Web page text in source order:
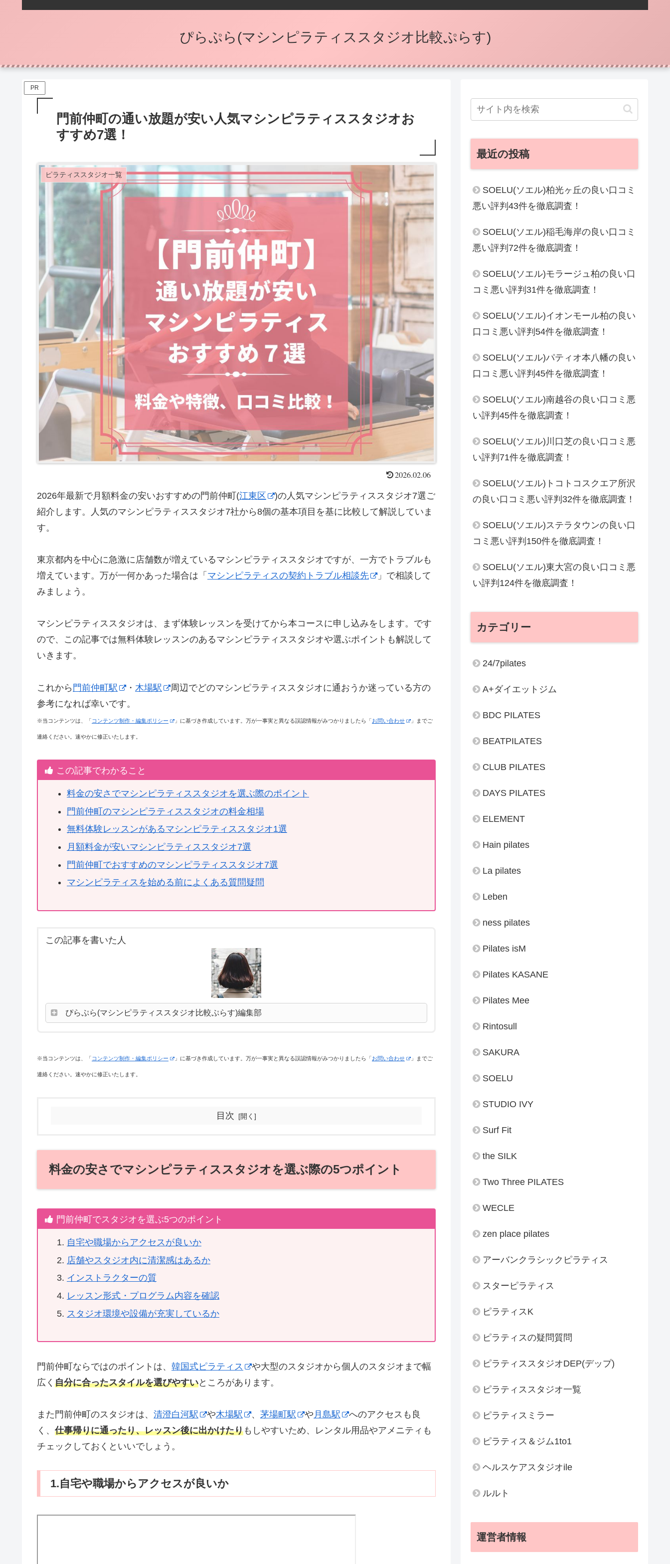
ぴらぷら(マシンピラティススタジオ比較ぷらす)
PR
門前仲町の通い放題が安い人気マシンピラティススタジオお
すすめ7選！
ピラティススタジオ一覧
2026.02.06
2026年最新で月額料金の安いおすすめの門前仲町(江東区
)の人気マシンピラティススタジオ7選ご
紹介します。人気のマシンピラティススタジオ7社から8個の基本項目を基に比較して解説していま
す。
東京都内を中心に急激に店舗数が増えているマシンピラティススタジオですが、一方でトラブルも
増えています。万が一何かあった場合は「 マシンピラティスの契約トラブル相談先
」で相談して
みましょう。
マシンピラティススタジオは、まず体験レッスンを受けてから本コースに申し込みをします。です
ので、この記事では無料体験レッスンのあるマシンピラティススタジオや選ぶポイントも解説して
いきます。
これから 門前仲町駅 ・ 木場駅
周辺でどのマシンピラティススタジオに通おうか迷っている方の
参考になれば幸いです。
※当コンテンツは、「 コンテンツ制作・編集ポリシー 」に基づき作成しています。万が一事実と異なる誤認情報がみつかりましたら「お問い合わせ 」までご
連絡ください。速やかに修正いたします。
この記事でわかること
料金の安さでマシンピラティススタジオを選ぶ際のポイント
門前仲町のマシンピラティススタジオの料金相場
無料体験レッスンがあるマシンピラティススタジオ1選
月額料金が安いマシンピラティススタジオ7選
門前仲町でおすすめのマシンピラティススタジオ7選
マシンピラティスを始める前によくある質問疑問
この記事を書いた人
ぴらぷら(マシンピラティススタジオ比較ぷらす)編集部
※当コンテンツは、「 コンテンツ制作・編集ポリシー 」に基づき作成しています。万が一事実と異なる誤認情報がみつかりましたら「お問い合わせ 」までご
連絡ください。速やかに修正いたします。
目次
料金の安さでマシンピラティススタジオを選ぶ際の5つポイント
門前仲町でスタジオを選ぶ5つのポイント
自宅や職場からアクセスが良いか
店舗やスタジオ内に清潔感はあるか
インストラクターの質
レッスン形式・プログラム内容を確認
スタジオ環境や設備が充実しているか
門前仲町ならではのポイントは、 韓国式ピラティス
や大型のスタジオから個人のスタジオまで幅
広く 自分に合ったスタイルを選びやすいところがあります。
また門前仲町のスタジオは、 清澄白河駅 や木場駅 、 茅場町駅 や 月島駅
へのアクセスも良
く、 仕事帰りに通ったり、レッスン後に出かけたりもしやすいため、レンタル用品やアメニティも
チェックしておくといいでしょう。
1.自宅や職場からアクセスが良いか
最近の投稿
SOELU(ソエル)柏光ヶ丘の良い口コミ
悪い評判43件を徹底調査！
SOELU(ソエル)稲毛海岸の良い口コミ
悪い評判72件を徹底調査！
SOELU(ソエル)モラージュ柏の良い口
コミ悪い評判31件を徹底調査！
SOELU(ソエル)イオンモール柏の良い
口コミ悪い評判54件を徹底調査！
SOELU(ソエル)パティオ本八幡の良い
口コミ悪い評判45件を徹底調査！
SOELU(ソエル)南越谷の良い口コミ悪
い評判45件を徹底調査！
SOELU(ソエル)川口芝の良い口コミ悪
い評判71件を徹底調査！
SOELU(ソエル)トコトコスクエア所沢
の良い口コミ悪い評判32件を徹底調査！
SOELU(ソエル)ステラタウンの良い口
コミ悪い評判150件を徹底調査！
SOELU(ソエル)東大宮の良い口コミ悪
い評判124件を徹底調査！
カテゴリー
24/7pilates
A+ダイエットジム
BDC PILATES
BEATPILATES
CLUB PILATES
DAYS PILATES
ELEMENT
Hain pilates
La pilates
Leben
ness pilates
Pilates isM
Pilates KASANE
Pilates Mee
Rintosull
SAKURA
SOELU
STUDIO IVY
Surf Fit
the SILK
Two Three PILATES
WECLE
zen place pilates
アーバンクラシックピラティス
スターピラティス
ピラティスK
ピラティスの疑問質問
ピラティススタジオDEP(デップ)
ピラティススタジオ一覧
ピラティスミラー
ピラティス＆ジム1to1
ヘルスケアスタジオile
ルルト
運営者情報